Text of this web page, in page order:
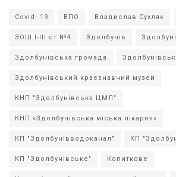
Covid- 19 ВПО Владислав Сухляк
ЗОШ І-ІІІ ст №4 Здолбунів
Здолбунівська громада
Здолбунівський краєзнавчий музей
КНП "Здолбунівська ЦМЛ"
КНП «Здолбунівська міська лікарня»
КП "Здолбунівводоканал" КП
КП "Здолбунівське" Копиткове